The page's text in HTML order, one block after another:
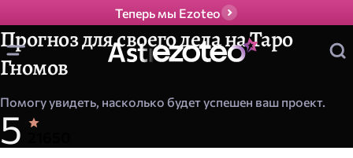
Теперь мы Ezoteo
Прогноз для своего дела на Таро
Гномов
Помогу увидеть, насколько будет успешен ваш проект.
Р
5
з а
ц